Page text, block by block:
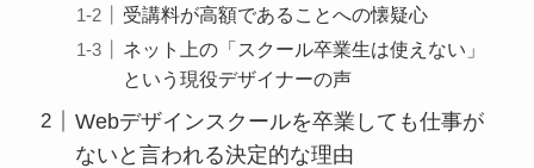
受講料が高額であることへの懐疑心
ネット上の「スクール卒業生は使えない」
という現役デザイナーの声
Webデザインスクールを卒業しても仕事が
ないと言われる決定的な理由